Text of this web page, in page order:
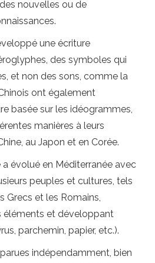
nouvelles ou de
une écriture
des symboles qui
et non des sons, comme la
ont également
basée sur les idéogrammes,
manières à leurs
au Japon et en Corée.
évolué en Méditerranée avec
peuples et cultures, tels
Grecs et les Romains,
éléments et développant
parchemin, papier, etc.).
indépendamment, bien